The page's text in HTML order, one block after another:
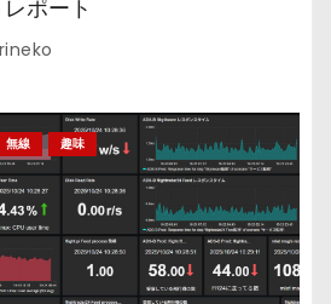
ポート
無線 趣味